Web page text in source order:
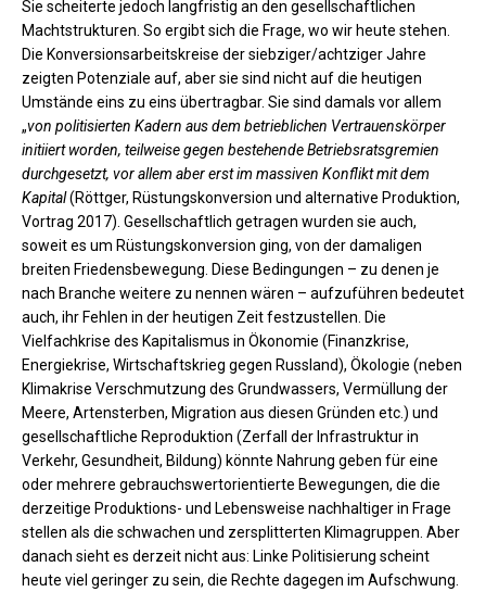
Sie scheiterte jedoch langfristig an den gesellschaftlichen
Machtstrukturen. So ergibt sich die Frage, wo wir heute stehen.
Die Konversionsarbeitskreise der siebziger/achtziger Jahre
zeigten Potenziale auf, aber sie sind nicht auf die heutigen
Umstände eins zu eins übertragbar. Sie sind damals vor allem
„von politisierten Kadern aus dem betrieblichen Vertrauenskörper
initiiert worden, teilweise gegen bestehende Betriebsratsgremien
durchgesetzt, vor allem aber erst im massiven Konflikt mit dem
Kapital(Röttger, Rüstungskonversion und alternative Produktion,
Vortrag 2017). Gesellschaftlich getragen wurden sie auch,
soweit es um Rüstungskonversion ging, von der damaligen
breiten Friedensbewegung. Diese Bedingungen – zu denen je
nach Branche weitere zu nennen wären – aufzuführen bedeutet
auch, ihr Fehlen in der heutigen Zeit festzustellen. Die
Vielfachkrise des Kapitalismus in Ökonomie (Finanzkrise,
Energiekrise, Wirtschaftskrieg gegen Russland), Ökologie (neben
Klimakrise Verschmutzung des Grundwassers, Vermüllung der
Meere, Artensterben, Migration aus diesen Gründen etc.) und
gesellschaftliche Reproduktion (Zerfall der Infrastruktur in
Verkehr, Gesundheit, Bildung) könnte Nahrung geben für eine
oder mehrere gebrauchswertorientierte Bewegungen, die die
derzeitige Produktions- und Lebensweise nachhaltiger in Frage
stellen als die schwachen und zersplitterten Klimagruppen. Aber
danach sieht es derzeit nicht aus: Linke Politisierung scheint
heute viel geringer zu sein, die Rechte dagegen im Aufschwung.